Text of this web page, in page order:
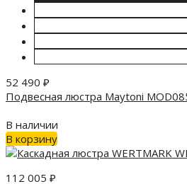
52 490 ₽
Подвесная люстра Maytoni
В наличии
В корзину
112 005 ₽